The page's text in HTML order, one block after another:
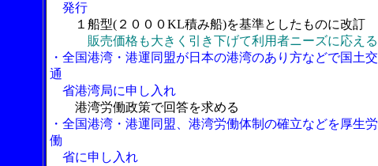
発行
１船型(２０００KL積み船)を基準としたものに改訂
販売価格も大きく引き下げて利用者ニーズに応える
・全国港湾・港運同盟が日本の港湾のあり方などで国土交
通
省港湾局に申し入れ
港湾労働政策で回答を求める
・全国港湾・港運同盟、港湾労働体制の確立などを厚生労
働
省に申し入れ